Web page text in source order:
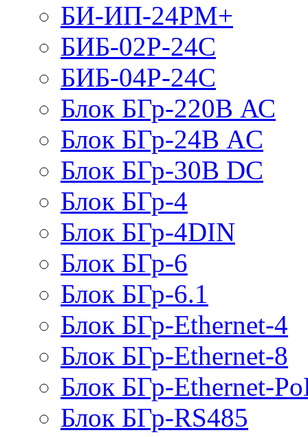
БИ-ИП-24РМ+
БИБ-02Р-24С
БИБ-04Р-24С
Блок БГр-220В АС
Блок БГр-24В AC
Блок БГр-30В DC
Блок БГр-4
Блок БГр-4DIN
Блок БГр-6
Блок БГр-6.1
Блок БГр-Ethernet-4
Блок БГр-Ethernet-8
Блок БГр-Ethernet-
Блок БГр-RS485